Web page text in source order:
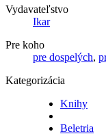
Vydavateľstvo
Ikar
Pre koho
pre dospelých,
Kategorizácia
Knihy
Beletria